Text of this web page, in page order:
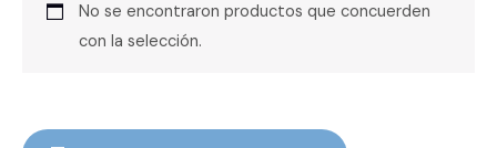
No se encontraron productos que concuerden
con la selección.